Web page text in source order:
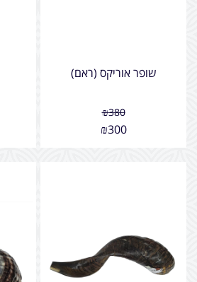
שופר אוריקס (ראם)
₪380
₪300